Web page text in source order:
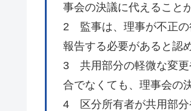
事会の決議に代えること
2 監事は、理事が不正の
報告する必要があると認
3 共用部分の軽微な変更
合でなくても、理事会の
4 区分所有者が共用部分